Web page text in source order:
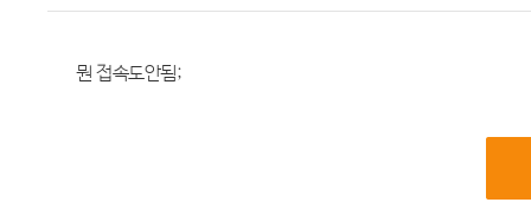
뭔 접속도안됨;